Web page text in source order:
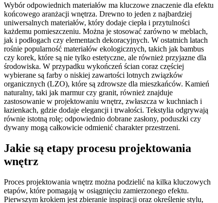
Wybór odpowiednich materiałów ma kluczowe znaczenie dla efektu
końcowego aranżacji wnętrza. Drewno to jeden z najbardziej
uniwersalnych materiałów, który dodaje ciepła i przytulności
każdemu pomieszczeniu. Można je stosować zarówno w meblach,
jak i podłogach czy elementach dekoracyjnych. W ostatnich latach
rośnie popularność materiałów ekologicznych, takich jak bambus
czy korek, które są nie tylko estetyczne, ale również przyjazne dla
środowiska. W przypadku wykończeń ścian coraz częściej
wybierane są farby o niskiej zawartości lotnych związków
organicznych (LZO), które są zdrowsze dla mieszkańców. Kamień
naturalny, taki jak marmur czy granit, również znajduje
zastosowanie w projektowaniu wnętrz, zwłaszcza w kuchniach i
łazienkach, gdzie dodaje elegancji i trwałości. Tekstylia odgrywają
równie istotną rolę; odpowiednio dobrane zasłony, poduszki czy
dywany mogą całkowicie odmienić charakter przestrzeni.
Jakie są etapy procesu projektowania
wnętrz
Proces projektowania wnętrz można podzielić na kilka kluczowych
etapów, które pomagają w osiągnięciu zamierzonego efektu.
Pierwszym krokiem jest zbieranie inspiracji oraz określenie stylu,